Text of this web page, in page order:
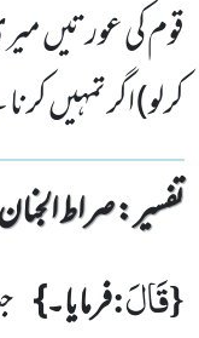
قوم کی عورتیں
کرلو) اگر تمہیں
تفسیر : ‎صراط الجنان
{قَالَ:فرمایا۔}